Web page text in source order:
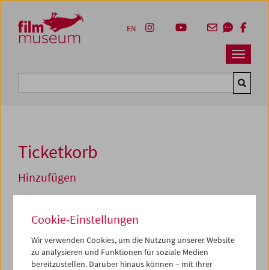
Zum Inhalt
Zum Hauptmenü
Zur Servicenavigation
Zum Suche
Navbar
EN
Ticketkorb
Hinzufügen
Mi 23.04.2025 18:00
Planet Hongkong
Zum aktuellen Zeitpunkt sind Tickets nur noch an der
Kassavor Ort erhältlich.
Cookie-Einstellungen
Wir verwenden Cookies, um die Nutzung unserer Website
zu analysieren und Funktionen für soziale Medien
bereitzustellen. Darüber hinaus können – mit Ihrer